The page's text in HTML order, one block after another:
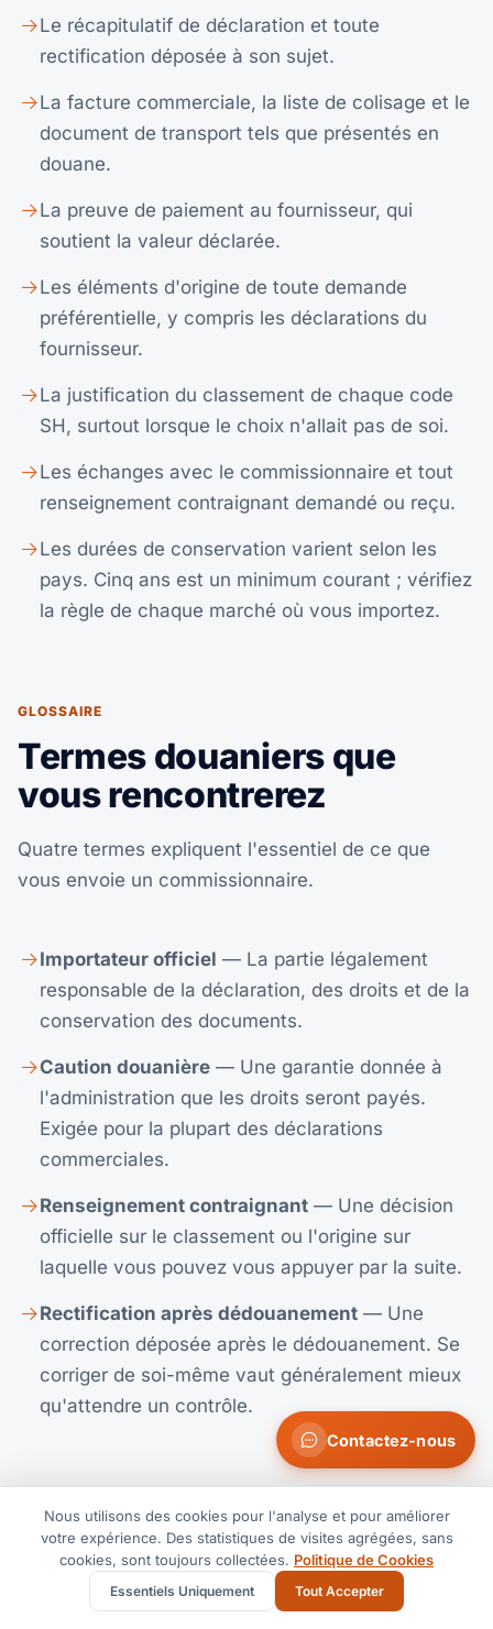
Le récapitulatif de déclaration et toute
rectification déposée à son sujet.
La facture commerciale, la liste de colisage et le
document de transport tels que présentés en
douane.
La preuve de paiement au fournisseur, qui
soutient la valeur déclarée.
Les éléments d'origine de toute demande
préférentielle, y compris les déclarations du
fournisseur.
La justification du classement de chaque code
SH, surtout lorsque le choix n'allait pas de soi.
Les échanges avec le commissionnaire et tout
renseignement contraignant demandé ou reçu.
Les durées de conservation varient selon les
pays. Cinq ans est un minimum courant ; vérifiez
la règle de chaque marché où vous importez.
GLOSSAIRE
Termes douaniers que
vous rencontrerez
Quatre termes expliquent l'essentiel de ce que
vous envoie un commissionnaire.
Importateur officiel — La partie légalement
responsable de la déclaration, des droits et de la
conservation des documents.
Caution douanière — Une garantie donnée à
l'administration que les droits seront payés.
Exigée pour la plupart des déclarations
commerciales.
Renseignement contraignant — Une décision
officielle sur le classement ou l'origine sur
laquelle vous pouvez vous appuyer par la suite.
Rectification après dédouanement — Une
correction déposée après le dédouanement. Se
corriger de soi-même vaut généralement mieux
qu'attendre un contrôle.
ROUTES ACTIVES
Contactez-nous
Nous utilisons des cookies pour l'analyse et pour améliorer
votre expérience. Des statistiques de visites agrégées, sans
cookies, sont toujours collectées. Politique de Cookies
Essentiels Uniquement Tout Accepter